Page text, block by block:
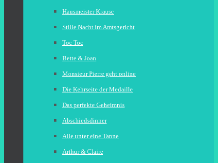
Hausmeister Krause
Stille Nacht im Amtsgericht
Toc Toc
Bette & Joan
Monsieur Pierre geht online
Die Kehrseite der Medaille
Das perfekte Geheimnis
Abschiedsdinner
Alle unter eine Tanne
Arthur & Claire